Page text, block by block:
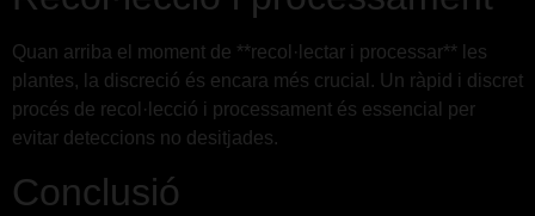
Quan arriba el moment de **recol·lectar i processar** les
plantes, la discreció és encara més crucial. Un ràpid i discret
procés de recol·lecció i processament és essencial per
evitar deteccions no desitjades.
Conclusió